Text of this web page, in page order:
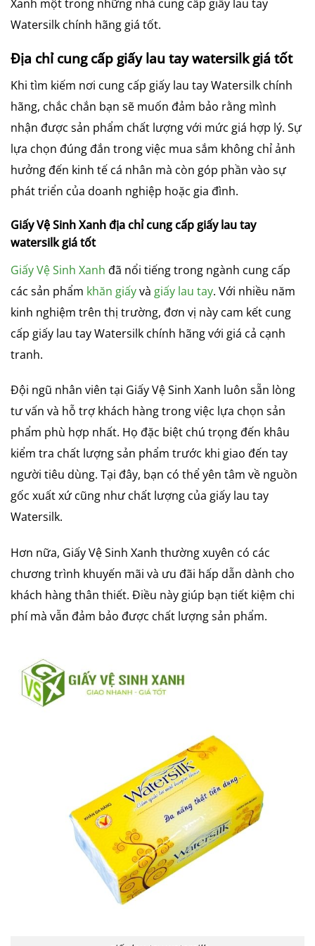
Xanh một trong những nhà cung cấp giấy lau tay
Watersilk chính hãng giá tốt.
Địa chỉ cung cấp giấy lau tay watersilk giá tốt
Khi tìm kiếm nơi cung cấp giấy lau tay Watersilk chính
hãng, chắc chắn bạn sẽ muốn đảm bảo rằng mình
nhận được sản phẩm chất lượng với mức giá hợp lý. Sự
lựa chọn đúng đắn trong việc mua sắm không chỉ ảnh
hưởng đến kinh tế cá nhân mà còn góp phần vào sự
phát triển của doanh nghiệp hoặc gia đình.
Giấy Vệ Sinh Xanh địa chỉ cung cấp giấy lau tay
watersilk giá tốt
Giấy Vệ Sinh Xanh đã nổi tiếng trong ngành cung cấp
các sản phẩm khăn giấyvà giấy lau tay. Với nhiều năm
kinh nghiệm trên thị trường, đơn vị này cam kết cung
cấp giấy lau tay Watersilk chính hãng với giá cả cạnh
tranh.
Đội ngũ nhân viên tại Giấy Vệ Sinh Xanh luôn sẵn lòng
tư vấn và hỗ trợ khách hàng trong việc lựa chọn sản
phẩm phù hợp nhất. Họ đặc biệt chú trọng đến khâu
kiểm tra chất lượng sản phẩm trước khi giao đến tay
người tiêu dùng. Tại đây, bạn có thể yên tâm về nguồn
gốc xuất xứ cũng như chất lượng của giấy lau tay
Watersilk.
Hơn nữa, Giấy Vệ Sinh Xanh thường xuyên có các
chương trình khuyến mãi và ưu đãi hấp dẫn dành cho
khách hàng thân thiết. Điều này giúp bạn tiết kiệm chi
phí mà vẫn đảm bảo được chất lượng sản phẩm.